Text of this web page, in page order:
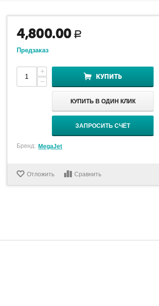
4,800.00 Р
Предзаказ
+
−
КУПИТЬ
КУПИТЬ В ОДИН КЛИК
ЗАПРОСИТЬ СЧЁТ
Бренд: MegaJet
Отложить Сравнить